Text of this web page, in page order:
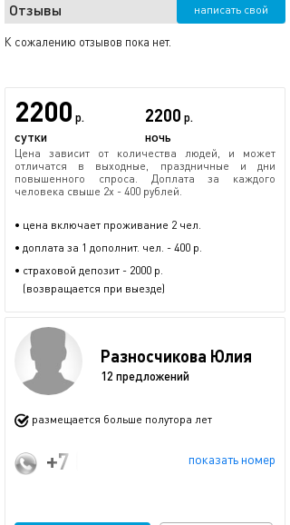
Отзывы написать свой
К сожалению отзывов пока нет.
2200 р.
сутки
2200 р.
ночь
Цена зависит от количества людей, и может
отличатся в выходные, праздничные и дни
повышенного спроса. Доплата за каждого
человека свыше 2х - 400 рублей.
• цена включает проживание 2 чел.
• доплата за 1 дополнит. чел. - 400 р.
• страховой депозит - 2000 р.
(возвращается при выезде)
Разносчикова Юлия
12 предложений
размещается больше полутора лет
показать номер
+7 (906) 361-46-09